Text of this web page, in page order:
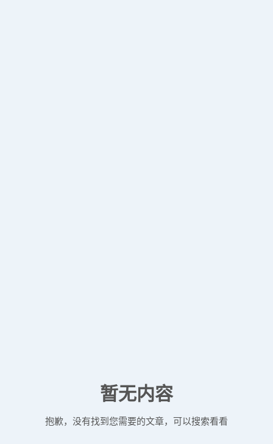
暂无内容
抱歉，没有找到您需要的文章，可以搜索看看